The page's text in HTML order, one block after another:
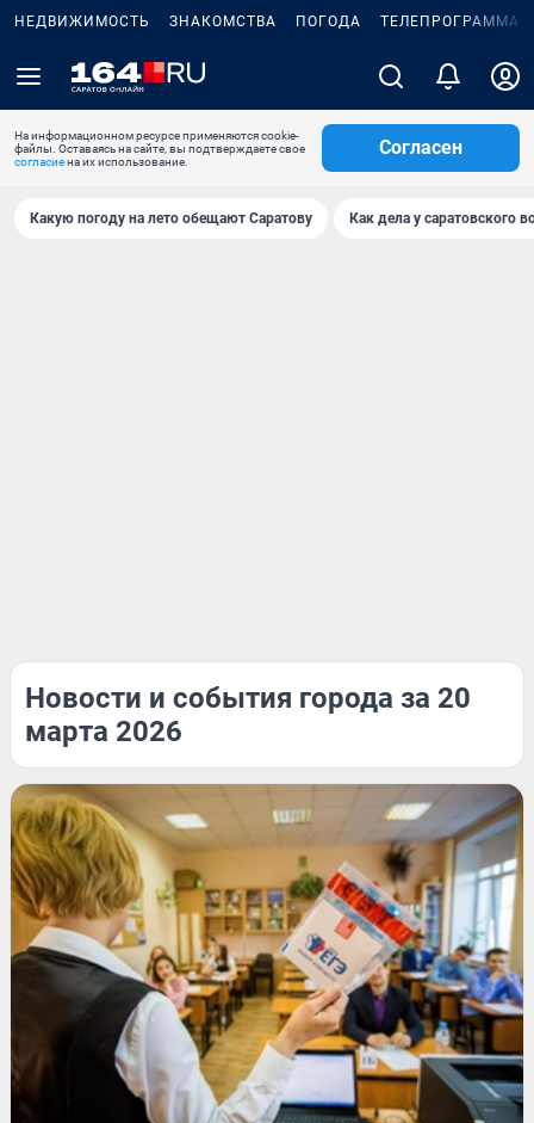
НЕДВИЖИМОСТЬ ЗНАКОМСТВА ПОГОДА ТЕЛЕПРОГРАММА
На информационном ресурсе применяются cookie-
файлы. Оставаясь на сайте, вы подтверждаете свое
согласиена их использование.
Согласен
Какую погоду на лето обещают Саратову Как дела у саратовского
Новости и события города за 20
марта 2026